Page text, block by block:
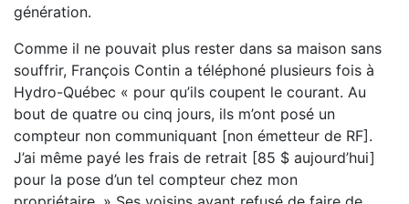
génération.
Comme il ne pouvait plus rester dans sa maison sans
souffrir, François Contin a téléphoné plusieurs fois à
Hydro-Québec « pour qu’ils coupent le courant. Au
bout de quatre ou cinq jours, ils m’ont posé un
compteur non communiquant [non émetteur de RF].
J’ai même payé les frais de retrait [85 $ aujourd’hui]
pour la pose d’un tel compteur chez mon